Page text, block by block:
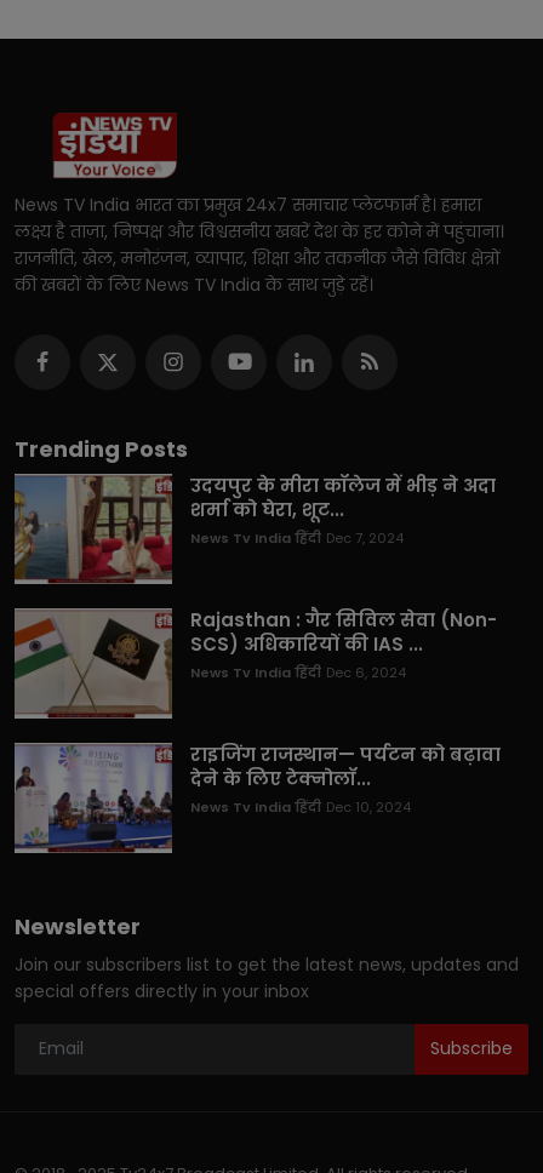
News TV India भारत का प्रमुख 24x7 समाचार प्लेटफार्म है। हमारा
लक्ष्य है ताज़ा, निष्पक्ष और विश्वसनीय खबरें देश के हर कोने में पहुंचाना।
राजनीति, खेल, मनोरंजन, व्यापार, शिक्षा और तकनीक जैसे विविध क्षेत्रों
की खबरों के लिए News TV India के साथ जुड़े रहें।
Trending Posts
उदयपुर के मीरा कॉलेज में भीड़ ने अदा
शर्मा को घेरा, शूट...
News Tv India हिंदी Dec 7, 2024
Rajasthan : गैर सिविल सेवा (Non-
SCS) अधिकारियों की IAS ...
News Tv India हिंदी Dec 6, 2024
राइजिंग राजस्थान— पर्यटन को बढ़ावा
देने के लिए टेक्नोलॉ...
News Tv India हिंदी Dec 10, 2024
Newsletter
Join our subscribers list to get the latest news, updates and
special offers directly in your inbox
Subscribe